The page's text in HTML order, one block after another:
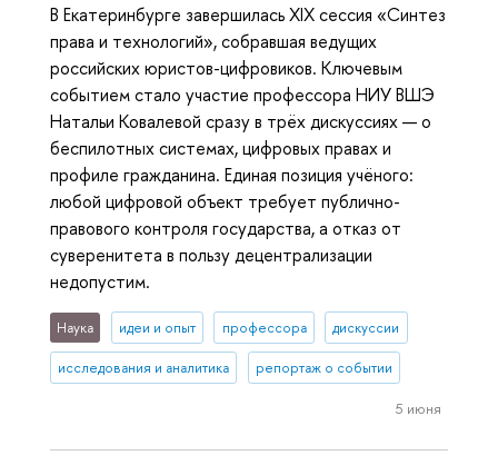
В Екатеринбурге завершилась XIX сессия «Синтез
права и технологий», собравшая ведущих
российских юристов-цифровиков. Ключевым
событием стало участие профессора НИУ ВШЭ
Натальи Ковалевой сразу в трёх дискуссиях — о
беспилотных системах, цифровых правах и
профиле гражданина. Единая позиция учёного:
любой цифровой объект требует публично-
правового контроля государства, а отказ от
суверенитета в пользу децентрализации
недопустим.
Наука идеи и опыт профессора дискуссии
исследования и аналитика репортаж о событии
5 июня